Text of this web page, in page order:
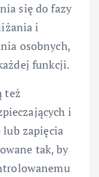
się do fazy
i
osobnych,
funkcji.
też
i
lub zapięcia
tak, by